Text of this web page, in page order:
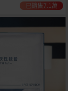
已銷售7.1萬